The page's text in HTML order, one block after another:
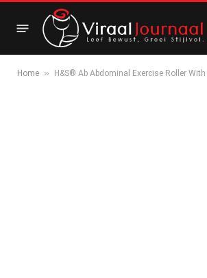
Home » H&S® Ab Abdominal Exercise Roller